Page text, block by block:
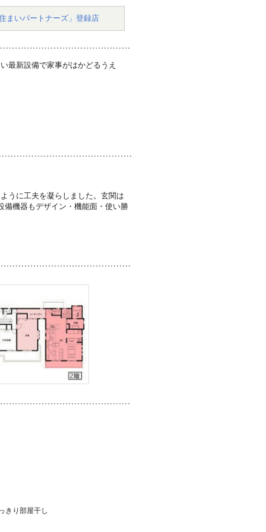
まいパートナーズ」登録店
最新設備で家事がはかどるうえ
うに工夫を凝らしました。玄関は
備機器もデザイン・機能面・使い勝
きり部屋干し